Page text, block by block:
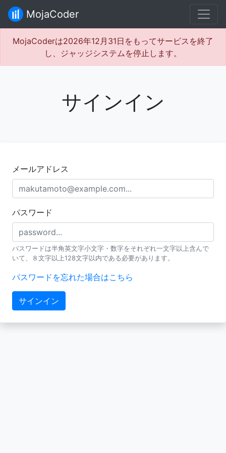
MojaCoder
MojaCoderは2026年12月31日をもってサービスを終了
し、ジャッジシステムを停止します。
サインイン
メールアドレス
パスワード
パスワードは半角英文字小文字・数字をそれぞれ一文字以上含んで
いて、８文字以上128文字以内である必要があります。
パスワードを忘れた場合はこちら
サインイン